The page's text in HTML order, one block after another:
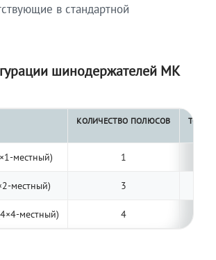
в стандартной
шинодержателей МК
КОЛИЧЕСТВО ПОЛЮСОВ
местный) 1
местный) 3
местный) 4